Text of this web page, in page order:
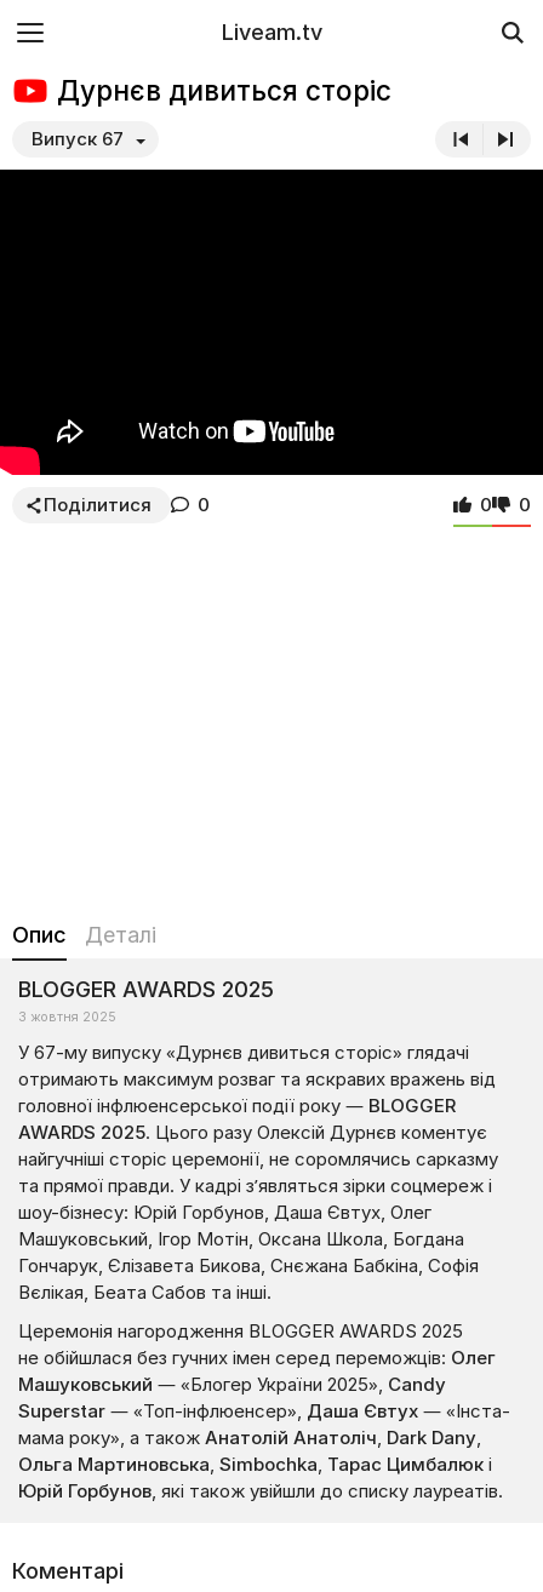
Liveam.tv
Дурнєв дивиться сторіс
Випуск 67
Поділитися 0 0 0
Опис Деталі
BLOGGER AWARDS 2025
3 жовтня 2025
У 67-му випуску «Дурнєв дивиться сторіс» глядачі
отримають максимум розваг та яскравих вражень від
головної інфлюенсерської події року — BLOGGER
AWARDS 2025. Цього разу Олексій Дурнєв коментує
найгучніші сторіс церемонії, не соромлячись сарказму
та прямої правди. У кадрі з’являться зірки соцмереж і
шоу-бізнесу: Юрій Горбунов, Даша Євтух, Олег
Машуковський, Ігор Мотін, Оксана Школа, Богдана
Гончарук, Єлізавета Бикова, Снєжана Бабкіна, Софія
Вєлікая, Беата Сабов та інші.
Церемонія нагородження BLOGGER AWARDS 2025
не обійшлася без гучних імен серед переможців: Олег
Машуковський — «Блогер України 2025», Candy
Superstar — «Топ-інфлюенсер», Даша Євтух — «Інста-
мама року», а також Анатолій Анатоліч, Dark Dany,
Ольга Мартиновська, Simbochka, Тарас Цимбалюк і
Юрій Горбунов, які також увійшли до списку лауреатів.
Коментарі